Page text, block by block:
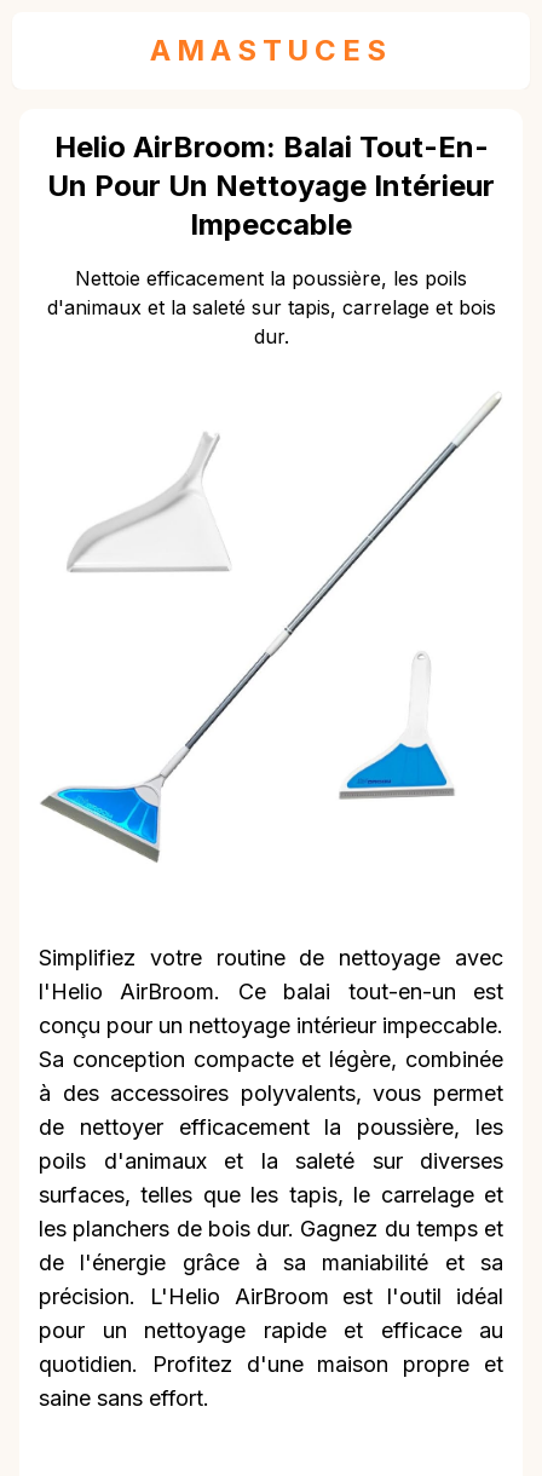
AMASTUCES
Helio AirBroom: Balai Tout-En-
Un Pour Un Nettoyage Intérieur
Impeccable
Nettoie efficacement la poussière, les poils
d'animaux et la saleté sur tapis, carrelage et bois
dur.
Simplifiez votre routine de nettoyage avec
l'Helio AirBroom. Ce balai tout-en-un est
conçu pour un nettoyage intérieur impeccable.
Sa conception compacte et légère, combinée
à des accessoires polyvalents, vous permet
de nettoyer efficacement la poussière, les
poils d'animaux et la saleté sur diverses
surfaces, telles que les tapis, le carrelage et
les planchers de bois dur. Gagnez du temps et
de l'énergie grâce à sa maniabilité et sa
précision. L'Helio AirBroom est l'outil idéal
pour un nettoyage rapide et efficace au
quotidien. Profitez d'une maison propre et
saine sans effort.